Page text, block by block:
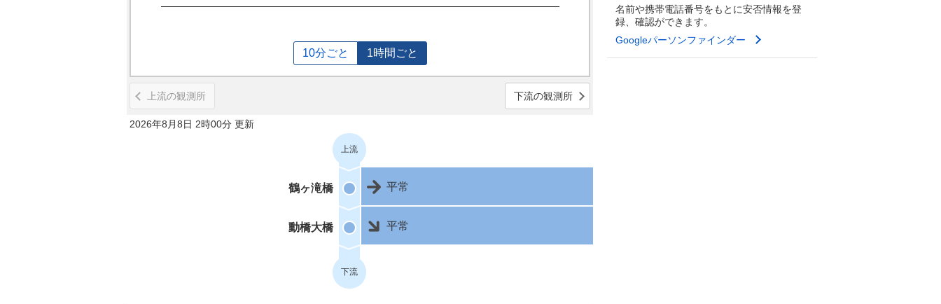
10分ごと 1時間ごと
上流の観測所 下流の観測所
2026年8月8日 2時00分 更新
上流
鶴ヶ滝橋 平常
動橋大橋 平常
下流
名前や携帯電話番号をもとに安否情報を登
録、確認ができます。
Googleパーソンファインダー